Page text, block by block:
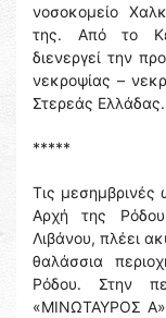
νοσοκομείο
της. Από το
διενεργεί την
νεκροψίας –
Στερεάς Ελλάδας.
*****
Τις
Αρχή της
Λιβάνου, πλέει
θαλάσσια
Ρόδου. Στην
«ΜΙΝΩΤΑΥΡΟΣ Α»